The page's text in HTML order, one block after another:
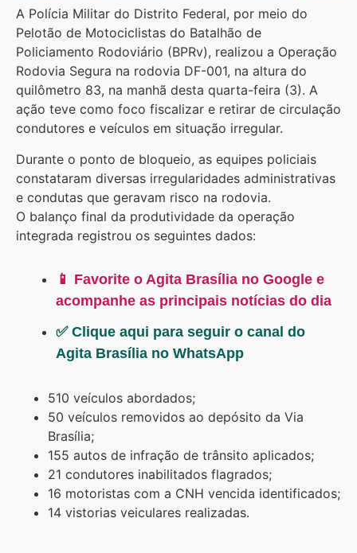
A Polícia Militar do Distrito Federal, por meio do
Pelotão de Motociclistas do Batalhão de
Policiamento Rodoviário (BPRv), realizou a Operação
Rodovia Segura na rodovia DF-001, na altura do
quilômetro 83, na manhã desta quarta-feira (3). A
ação teve como foco fiscalizar e retirar de circulação
condutores e veículos em situação irregular.
Durante o ponto de bloqueio, as equipes policiais
constataram diversas irregularidades administrativas
e condutas que geravam risco na rodovia.
O balanço final da produtividade da operação
integrada registrou os seguintes dados:
📱 Favorite o Agita Brasília no Google e
acompanhe as principais notícias do dia
✅ Clique aqui para seguir o canal do
Agita Brasília no WhatsApp
510 veículos abordados;
50 veículos removidos ao depósito da Via
Brasília;
155 autos de infração de trânsito aplicados;
21 condutores inabilitados flagrados;
16 motoristas com a CNH vencida identificados;
14 vistorias veiculares realizadas.